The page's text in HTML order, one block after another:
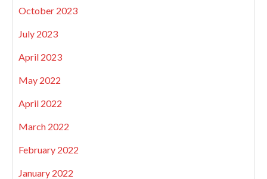
October 2023
July 2023
April 2023
May 2022
April 2022
March 2022
February 2022
January 2022